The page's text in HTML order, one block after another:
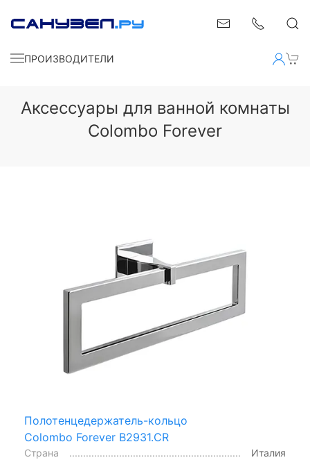
ПРОИЗВОДИТЕЛИ
Аксессуары для ванной комнаты
Colombo Forever
Полотенцедержатель-кольцо
Colombo Forever B2931.CR
Страна
Италия